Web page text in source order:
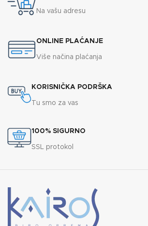
Na vašu adresu
ONLINE PLAĆANJE
Više načina plaćanja
KORISNIČKA PODRŠKA
Tu smo za vas
100% SIGURNO
SSL protokol